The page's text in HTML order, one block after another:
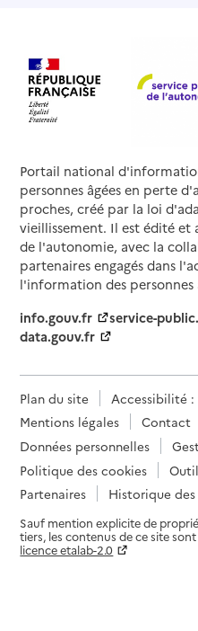
Portail national
personnes âgées en perte
proches, créé par la loi
vieillissement. Il est édité
de l'autonomie, avec la
partenaires engagés dans
l'information des personnes
info.gouv.fr
service-
data.gouv.fr
Plan du site
Accessibilité
Mentions légales
Contact
Données personnelles
Politique des cookies
Partenaires
Historique
Sauf mention explicite de
tiers, les contenus de ce site
licence etalab-2.0